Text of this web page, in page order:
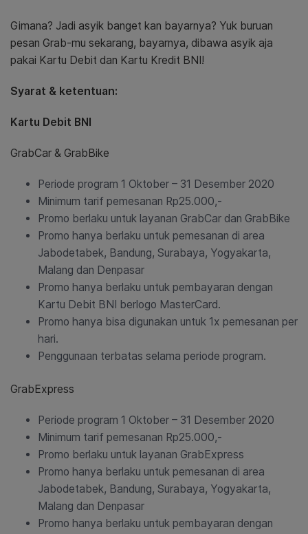
Gimana? Jadi asyik banget kan bayarnya? Yuk buruan
pesan Grab-mu sekarang, bayarnya, dibawa asyik aja
pakai Kartu Debit dan Kartu Kredit BNI!
Syarat & ketentuan:
Kartu Debit BNI
GrabCar & GrabBike
Periode program 1 Oktober – 31 Desember 2020
Minimum tarif pemesanan Rp25.000,-
Promo berlaku untuk layanan GrabCar dan GrabBike
Promo hanya berlaku untuk pemesanan di area
Jabodetabek, Bandung, Surabaya, Yogyakarta,
Malang dan Denpasar
Promo hanya berlaku untuk pembayaran dengan
Kartu Debit BNI berlogo MasterCard.
Promo hanya bisa digunakan untuk 1x pemesanan per
hari.
Penggunaan terbatas selama periode program.
GrabExpress
Periode program 1 Oktober – 31 Desember 2020
Minimum tarif pemesanan Rp25.000,-
Promo berlaku untuk layanan GrabExpress
Promo hanya berlaku untuk pemesanan di area
Jabodetabek, Bandung, Surabaya, Yogyakarta,
Malang dan Denpasar
Promo hanya berlaku untuk pembayaran dengan